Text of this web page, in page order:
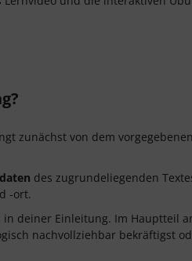
zunächst von dem
des zugrundeliegenden
-ort.
in deiner Einleitung. Im Hauptteil
nachvollziehbar bekräftigst